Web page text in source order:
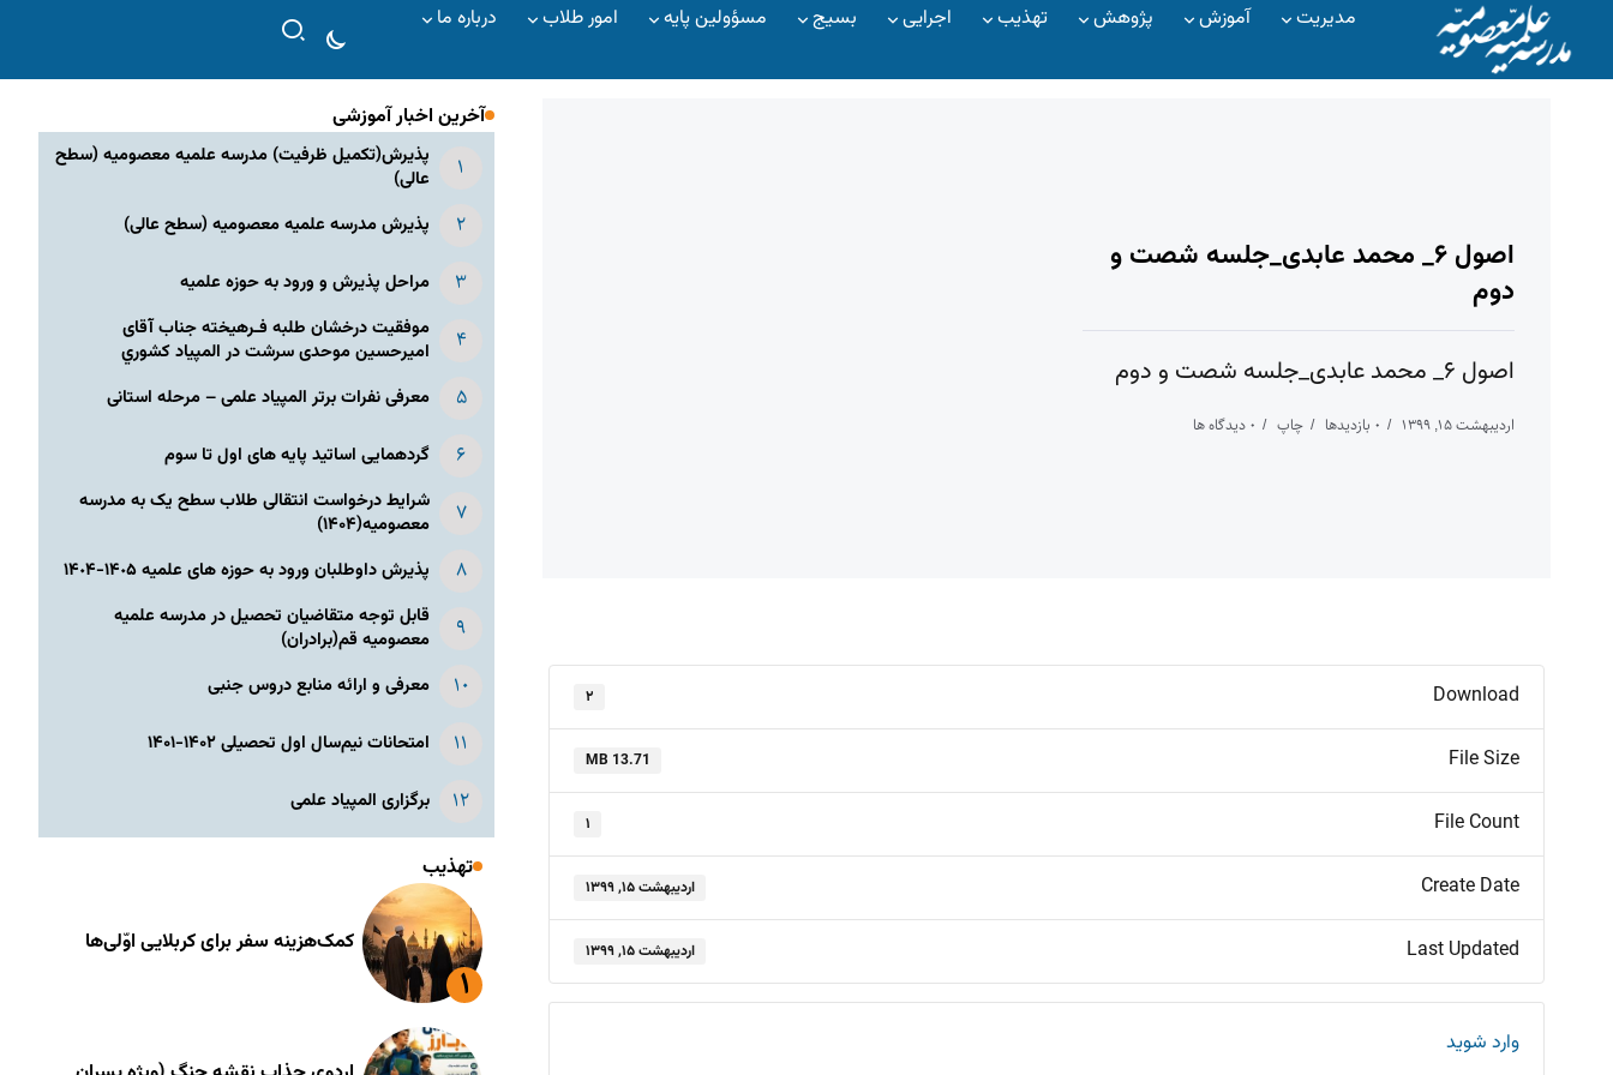
مدیریت آموزش پژوهش تهذیب اجرایی بسیج مسؤولین پایه امور طلاب درباره ما
اصول ۶_ محمد عابدی_جلسه شصت و
دوم
اصول ۶_ محمد عابدی_جلسه شصت و دوم
اردیبهشت ۱۵, ۱۳۹۹ ۰ بازدیدها چاپ ۰ دیدگاه ها
Download ۲
File Size
13.71 MB
File Count ۱
Create Date اردیبهشت ۱۵, ۱۳۹۹
Last Updated اردیبهشت ۱۵, ۱۳۹۹
وارد شوید
آخرین اخبار آموزشی
پذیرش(تکمیل ظرفیت) مدرسه علمیه معصومیه‌ (سطح
عالی)
پذیرش مدرسه علمیه معصومیه‌ (سطح عالی)
مراحل پذیرش و ورود به حوزه علمیه
موفقیت درخشان طلبه فـرهیخته جناب آقای
امیرحسین موحدی سرشت در المپياد كشوري
معرفی نفرات برتر المپیاد علمی – مرحله استانی
گردهمایی اساتید پایه های اول تا سوم
شرایط درخواست انتقالی طلاب سطح یک به مدرسه
معصومیه(۱۴۰۴)
پذیرش داوطلبان ورود به حوزه های علمیه ١۴٠۵-١۴٠۴
قابل توجه متقاضیان تحصیل در مدرسه علمیه
معصومیه قم(برادران)
معرفی و ارائه منابع دروس جنبی
امتحانات نیم‌سال اول تحصیلی ۱۴۰۲-۱۴۰۱
برگزاری المپیاد علمی
تهذیب
کمک‌هزینه سفر برای کربلایی اوّلی‌ها